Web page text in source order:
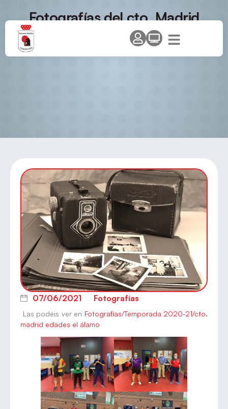
Fotografías del cto. Madrid
edades en El Álamo
07/06/2021 Fotografías
Las podéis ver en Fotografías/Temporada 2020-21/cto.
madrid edades el álamo